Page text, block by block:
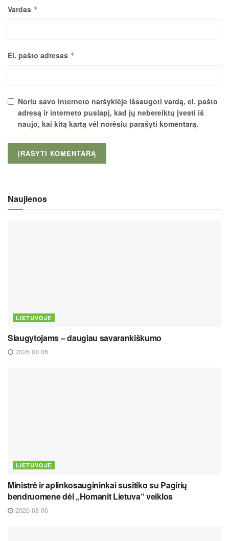
Vardas *
El. pašto adresas *
Noriu savo interneto naršyklėje išsaugoti vardą, el. pašto
adresą ir interneto puslapį, kad jų nebereiktų įvesti iš
naujo, kai kitą kartą vėl norėsiu parašyti komentarą.
Naujienos
LIETUVOJE
Slaugytojams – daugiau savarankiškumo
2026 08 06
LIETUVOJE
Ministrė ir aplinkosaugininkai susitiko su Pagirių
bendruomene dėl „Homanit Lietuva“ veiklos
2026 08 06